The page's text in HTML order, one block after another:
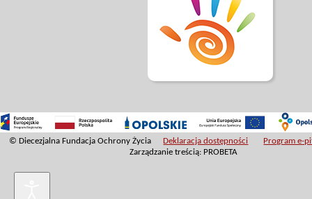
© Diecezjalna Fundacja Ochrony Życia Deklaracja dostępności
Program e-
Zarządzanie treścią: PROBETA